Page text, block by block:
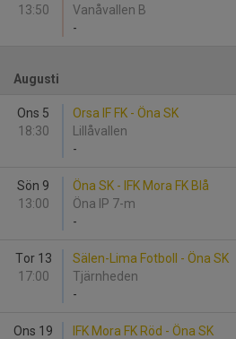
13:50
Vanåvallen B
-
Augusti
Ons 5
18:30
Orsa IF FK - Öna SK
Lillåvallen
-
Sön 9
13:00
Öna SK - IFK Mora FK Blå
Öna IP 7-m
-
Tor 13
17:00
Sälen-Lima Fotboll - Öna SK
Tjärnheden
-
Ons 19
IFK Mora FK Röd - Öna SK